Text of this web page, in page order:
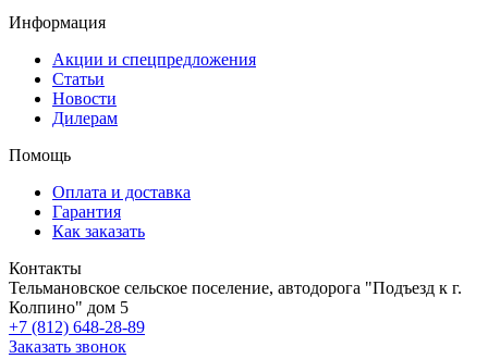
Информация
Акции и спецпредложения
Статьи
Новости
Дилерам
Помощь
Оплата и доставка
Гарантия
Как заказать
Контакты
Тельмановское сельское поселение, автодорога "Подъезд к г.
Колпино" дом 5
+7 (812) 648-28-89
Заказать звонок